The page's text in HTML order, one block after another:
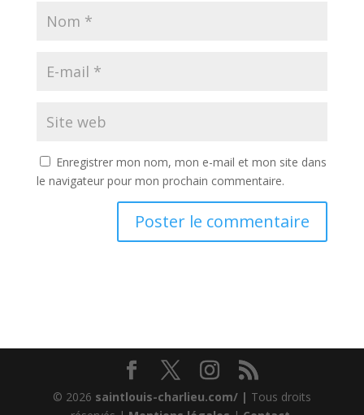
Enregistrer mon nom, mon e-mail et mon site dans
le navigateur pour mon prochain commentaire.
© 2026 saintlouis-charlieu.com/ | Tous droits